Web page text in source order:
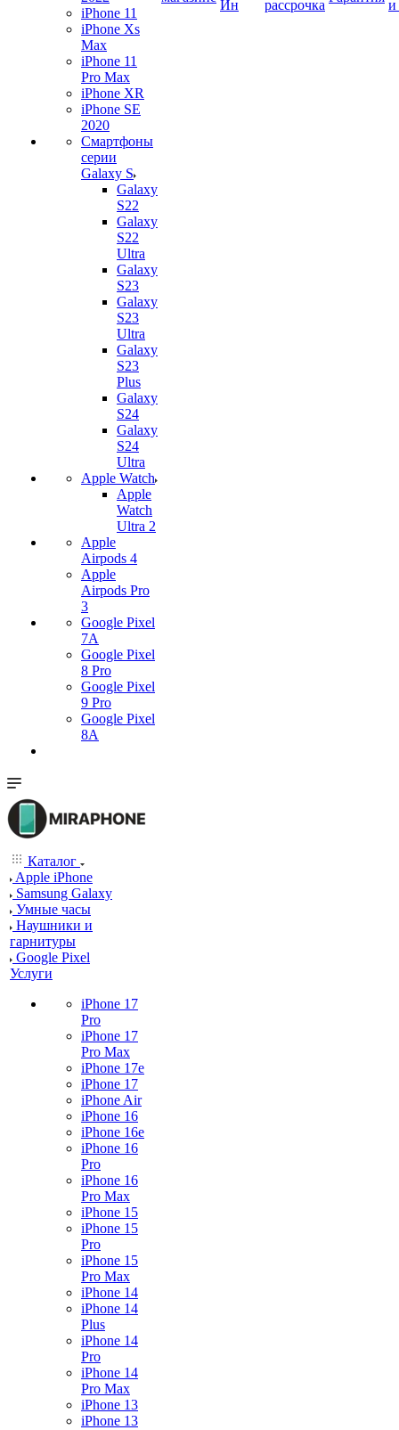
iPhone 11
iPhone Xs
Max
iPhone 11
Pro Max
iPhone XR
iPhone SE
2020
Смартфоны
серии
Galaxy S
Galaxy
S22
Galaxy
S22
Ultra
Galaxy
S23
Galaxy
S23
Ultra
Galaxy
S23
Plus
Galaxy
S24
Galaxy
S24
Ultra
Apple Watch
Apple
Watch
Ultra 2
Apple
Airpods 4
Apple
Airpods Pro
3
Google Pixel
7А
Google Pixel
8 Pro
Google Pixel
9 Pro
Google Pixel
8A
Ин
рассрочка
и
Каталог
Apple iPhone
Samsung Galaxy
Умные часы
Наушники и
гарнитуры
Google Pixel
Услуги
iPhone 17
Pro
iPhone 17
Pro Max
iPhone 17e
iPhone 17
iPhone Air
iPhone 16
iPhone 16e
iPhone 16
Pro
iPhone 16
Pro Max
iPhone 15
iPhone 15
Pro
iPhone 15
Pro Max
iPhone 14
iPhone 14
Plus
iPhone 14
Pro
iPhone 14
Pro Max
iPhone 13
iPhone 13